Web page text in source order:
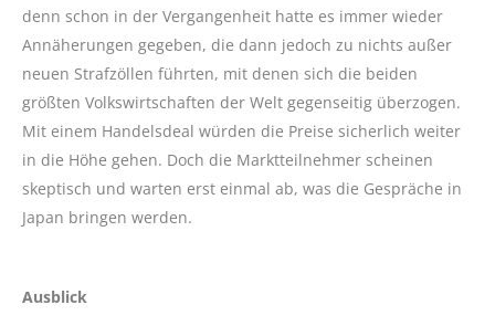
denn schon in der Vergangenheit hatte es immer wieder
Annäherungen gegeben, die dann jedoch zu nichts außer
neuen Strafzöllen führten, mit denen sich die beiden
größten Volkswirtschaften der Welt gegenseitig überzogen.
Mit einem Handelsdeal würden die Preise sicherlich weiter
in die Höhe gehen. Doch die Marktteilnehmer scheinen
skeptisch und warten erst einmal ab, was die Gespräche in
Japan bringen werden.
Ausblick